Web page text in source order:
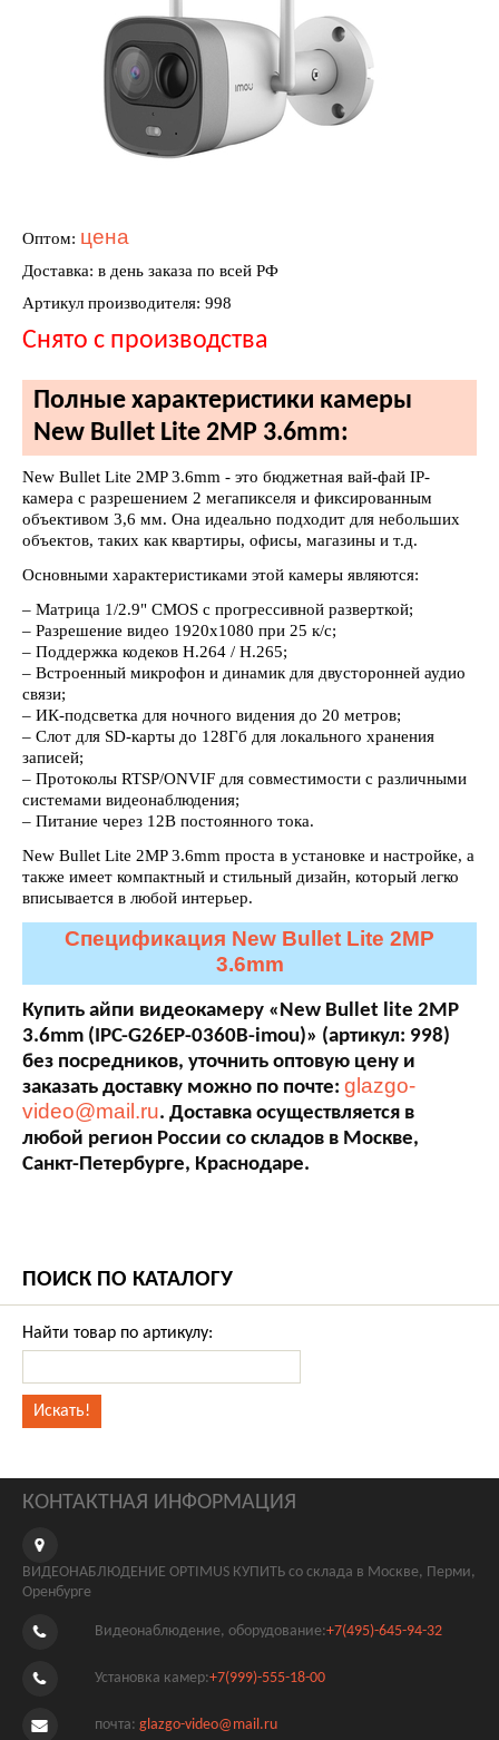
Оптом: цена
Доставка: в день заказа по всей РФ
Артикул производителя: 998
Снято с производства
Полные характеристики камеры
New Bullet Lite 2MP 3.6mm:
New Bullet Lite 2MP 3.6mm - это бюджетная вай-фай IP-
камера с разрешением 2 мегапикселя и фиксированным
объективом 3,6 мм. Она идеально подходит для небольших
объектов, таких как квартиры, офисы, магазины и т.д.
Основными характеристиками этой камеры являются:
– Матрица 1/2.9" CMOS с прогрессивной разверткой;
– Разрешение видео 1920х1080 при 25 к/с;
– Поддержка кодеков H.264 / H.265;
– Встроенный микрофон и динамик для двусторонней аудио
связи;
– ИК-подсветка для ночного видения до 20 метров;
– Слот для SD-карты до 128Гб для локального хранения
записей;
– Протоколы RTSP/ONVIF для совместимости с различными
системами видеонаблюдения;
– Питание через 12В постоянного тока.
New Bullet Lite 2MP 3.6mm проста в установке и настройке, а
также имеет компактный и стильный дизайн, который легко
вписывается в любой интерьер.
Спецификация New Bullet Lite 2MP
3.6mm
Купить айпи видеокамеру «New Bullet lite 2MP
3.6mm (IPC-G26EP-0360B-imou)» (артикул: 998)
без посредников, уточнить оптовую цену и
заказать доставку можно по почте: glazgo-
video@mail.ru. Доставка осуществляется в
любой регион России со складов в Москве,
Санкт-Петербурге, Краснодаре.
ПОИСК ПО КАТАЛОГУ
Найти товар по артикулу:
КОНТАКТНАЯ ИНФОРМАЦИЯ
ВИДЕОНАБЛЮДЕНИЕ OPTIMUS КУПИТЬ со склада в Москве, Перми,
Оренбурге
Видеонаблюдение, оборудование:+7(495)-645-94-32
Установка камер:+7(999)-555-18-00
почта: glazgo-video@mail.ru